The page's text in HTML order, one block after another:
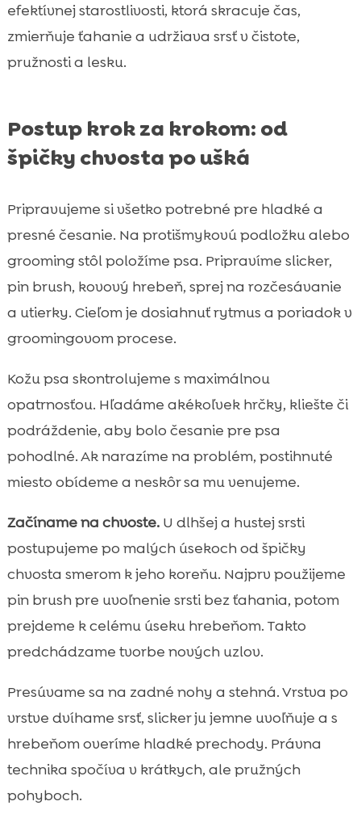
efektívnej starostlivosti, ktorá skracuje čas,
zmierňuje ťahanie a udržiava srsť v čistote,
pružnosti a lesku.
Postup krok za krokom: od
špičky chvosta po ušká
Pripravujeme si všetko potrebné pre hladké a
presné česanie. Na protišmykovú podložku alebo
grooming stôl položíme psa. Pripravíme slicker,
pin brush, kovový hrebeň, sprej na rozčesávanie
a utierky. Cieľom je dosiahnuť rytmus a poriadok v
groomingovom procese.
Kožu psa skontrolujeme s maximálnou
opatrnosťou. Hľadáme akékoľvek hrčky, kliešte či
podráždenie, aby bolo česanie pre psa
pohodlné. Ak narazíme na problém, postihnuté
miesto obídeme a neskôr sa mu venujeme.
Začíname na chvoste.U dlhšej a hustej srsti
postupujeme po malých úsekoch od špičky
chvosta smerom k jeho koreňu. Najprv použijeme
pin brush pre uvoľnenie srsti bez ťahania, potom
prejdeme k celému úseku hrebeňom. Takto
predchádzame tvorbe nových uzlov.
Presúvame sa na zadné nohy a stehná. Vrstva po
vrstve dvíhame srsť, slicker ju jemne uvoľňuje a s
hrebeňom overíme hladké prechody. Právna
technika spočíva v krátkych, ale pružných
pohyboch.